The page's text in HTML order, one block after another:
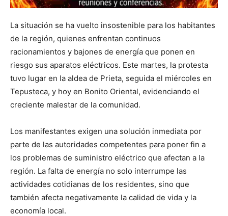
La situación se ha vuelto insostenible para los habitantes
de la región, quienes enfrentan continuos
racionamientos y bajones de energía que ponen en
riesgo sus aparatos eléctricos. Este martes, la protesta
tuvo lugar en la aldea de Prieta, seguida el miércoles en
Tepusteca, y hoy en Bonito Oriental, evidenciando el
creciente malestar de la comunidad.
Los manifestantes exigen una solución inmediata por
parte de las autoridades competentes para poner fin a
los problemas de suministro eléctrico que afectan a la
región. La falta de energía no solo interrumpe las
actividades cotidianas de los residentes, sino que
también afecta negativamente la calidad de vida y la
economía local.